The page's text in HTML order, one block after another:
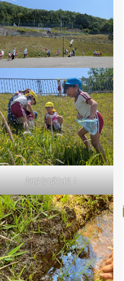
おはなばたけ！